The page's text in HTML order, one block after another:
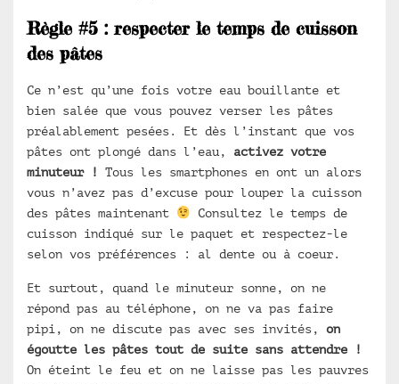
Règle #5 : respecter le temps de cuisson
des pâtes
Ce n’est qu’une fois votre eau bouillante et
bien salée que vous pouvez verser les pâtes
préalablement pesées. Et dès l’instant que vos
pâtes ont plongé dans l’eau, activez votre
minuteur !
Tous les smartphones en ont un alors
vous n’avez pas d’excuse pour louper la cuisson
des pâtes maintenant
Consultez le temps de
cuisson indiqué sur le paquet et respectez-le
selon vos préférences : al dente ou à coeur.
Et surtout, quand le minuteur sonne, on ne
répond pas au téléphone, on ne va pas faire
pipi, on ne discute pas avec ses invités, on
égoutte les pâtes tout de suite sans attendre !
On éteint le feu et on ne laisse pas les pauvres